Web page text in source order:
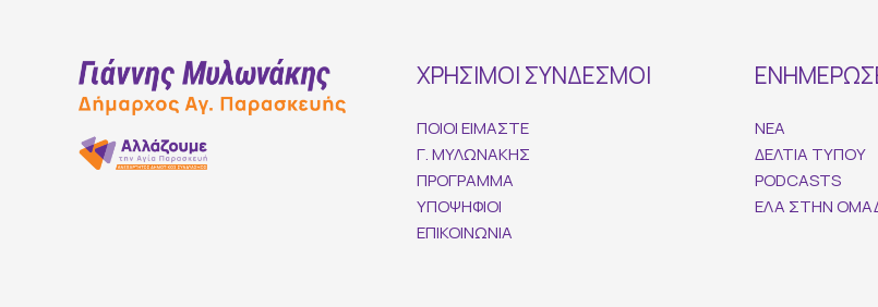
ΧΡΗΣΙΜΟΙ ΣΥΝΔΕΣΜΟΙ
ΠΟΙΟΙ ΕΙΜΑΣΤΕ
Γ. ΜΥΛΩΝΑΚΗΣ
ΠΡΟΓΡΑΜΜΑ
ΥΠΟΨΗΦΙΟΙ
ΕΠΙΚΟΙΝΩΝΙΑ
ΝΕΑ
ΔΕΛΤΙΑ ΤΥΠΟΥ
PODCASTS
ΕΛΑ ΣΤΗΝ